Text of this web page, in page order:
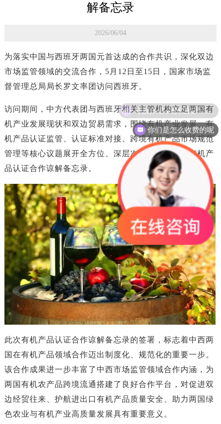
解备忘录
2026/06/04
为落实中国与西班牙两国元首达成的合作共识，深化双边
市场监管领域的交流合作，5月12日至15日，国家市场监
督管理总局局长罗文率团访问西班牙。
访问期间，中方代表团与西班牙相关主管机构立足两国有
机产业发展现状和双边贸易需求， 围绕有机产业发展、有
机产品认证监管、认证标准对接、跨境有机产品市场规范
管理等核心议题展开全方位、深层次交流，并签署有机产
品认证合作谅解备忘录。
此次有机产品认证合作谅解备忘录的签署，标志着中西两
国在有机产品领域合作迈出制度化、规范化的重要一步。
该合作成果进一步丰富了中西市场监管领域合作内涵，为
两国有机农产品跨境流通搭建了良好合作平台，对促进双
边经贸往来、护航进出口有机产品质量安全、助力两国绿
色农业与有机产业高质量发展具有重要意义。
可以介绍下你们的产品么
你们是怎么收费的呢